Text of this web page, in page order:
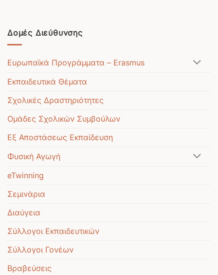
Δομές Διεύθυνσης
Ευρωπαϊκά Προγράμματα – Erasmus
Εκπαιδευτικά Θέματα
Σχολικές Δραστηριότητες
Ομάδες Σχολικών Συμβούλων
Εξ Αποστάσεως Εκπαίδευση
Φυσική Αγωγή
eTwinning
Σεμινάρια
Διαύγεια
Σύλλογοι Εκπαιδευτικών
Σύλλογοι Γονέων
Βραβεύσεις